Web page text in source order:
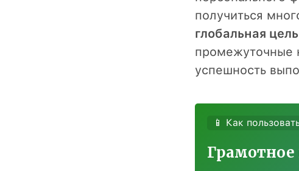
получиться
глобальная цель
промежуточные
успешность
📱 Как